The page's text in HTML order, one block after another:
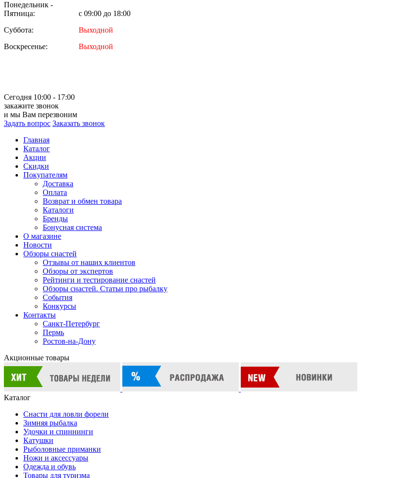
Понедельник -
Пятница:
с 09:00 до 18:00
Суббота:
Выходной
Воскресенье:
Выходной
Сегодня 10:00 - 17:00
закажите звонок
и мы Вам перезвоним
Задать вопрос Заказать звонок
Главная
Каталог
Акции
Скидки
Покупателям
Доставка
Оплата
Возврат и обмен товара
Каталоги
Бренды
Бонусная система
О магазине
Новости
Обзоры снастей
Отзывы от наших клиентов
Обзоры от экспертов
Рейтинги и тестирование снастей
Обзоры снастей. Статьи про рыбалку
События
Конкурсы
Контакты
Санкт-Петербург
Пермь
Ростов-на-Дону
Акционные товары
Каталог
Снасти для ловли форели
Зимняя рыбалка
Удочки и спиннинги
Катушки
Рыболовные приманки
Ножи и аксессуары
Одежда и обувь
Товары для туризма